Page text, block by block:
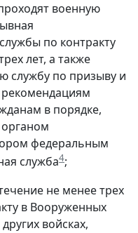
военную
по контракту
лет, а также
службу по призыву и
в порядке,
федеральным
служба4;
не менее трех
в Вооруженных
войсках,